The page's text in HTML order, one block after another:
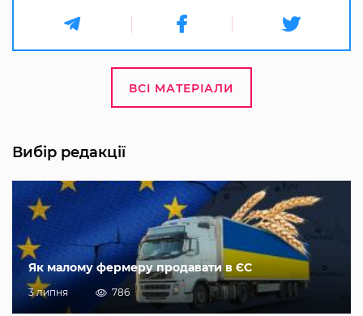
ВСІ МАТЕРІАЛИ
Вибір редакції
Як малому фермеру продавати в ЄС
3 липня 786